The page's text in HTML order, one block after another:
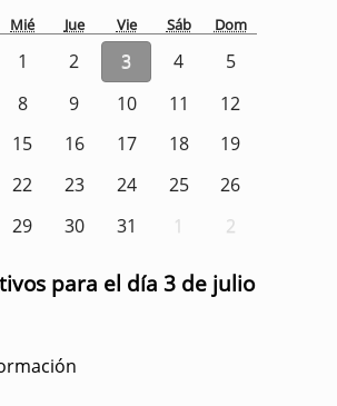
Mié Jue Vie Sáb Dom
1 2 3 4
5
8 9 10 11
12
15 16 17 18
19
22 23 24 25
26
29 30 31 1 2
para el día 3 de julio